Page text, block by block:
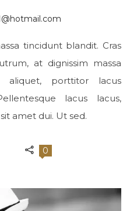
tincidunt blandit. Cras
at dignissim massa
aliquet, porttitor lacus
lacus lacus,
amet dui. Ut sed.
0